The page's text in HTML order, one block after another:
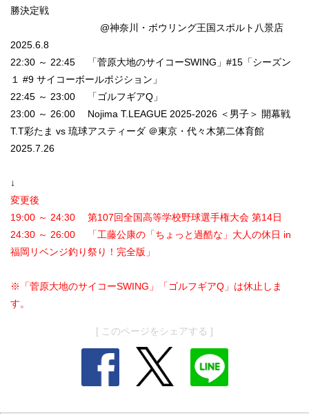
勝決定戦
@神奈川・ボウリング王国スポルト八景店
2025.6.8
22:30 ～ 22:45 「菅原大地のサイコーSWING」#15「シーズン
１ #9 サイコーボールポジション」
22:45 ～ 23:00 「ゴルフギアQ」
23:00 ～ 26:00 Nojima T.LEAGUE 2025-2026 ＜男子＞ 開幕戦
T.T彩たま vs 琉球アスティーダ ＠東京・代々木第二体育館
2025.7.26
↓
変更後
19:00 ～ 24:30 第107回全国高等学校野球選手権大会 第14日
24:30 ～ 26:00 「工藤公康の「ちょっと過酷な」大人の休日 in
福岡リベンジ釣り祭り！完全版」
※「菅原大地のサイコーSWING」「ゴルフギアQ」は休止しま
す。
[ このページをシェアする ]